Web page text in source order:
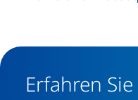
Erfahren